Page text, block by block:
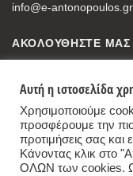
info@e-antonopoulos.gr
ΑΚΟΛΟΥΘΗΣΤΕ ΜΑΣ
Αυτή η ιστοσελίδα
Χρησιμοποιούμε
προσφέρουμε την πιο
προτιμήσεις σας
Κάνοντας κλικ στο
ΟΛΩΝ των cookies.